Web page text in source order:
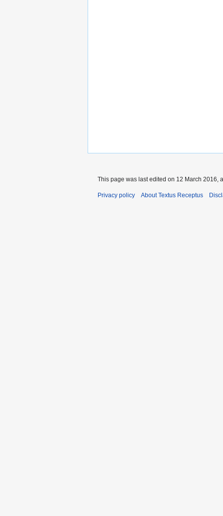
This page was last edited on 12 March 2016,
Privacy policy About Textus Receptus